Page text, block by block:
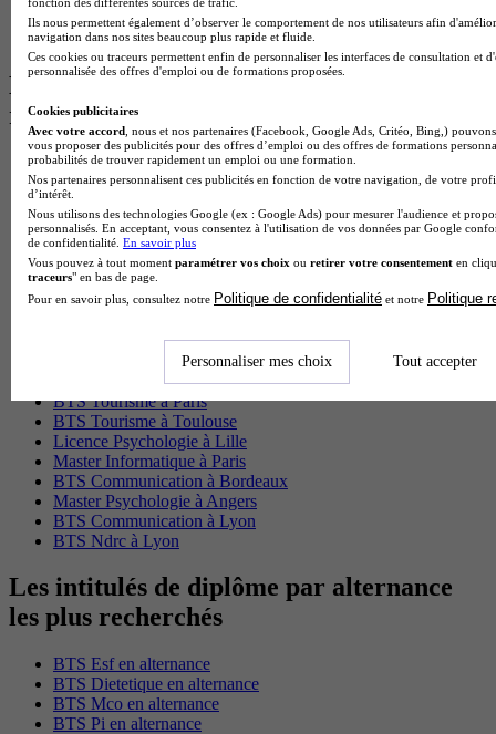
Master Mass
Cap Cuisine
Les intitulés de diplôme par ville les plus
recherchés
Master Meef à Lille
Prépa Medecine à Paris
Licence Psychologie à Paris
Master Psychologie à Lyon
Licence Psychologie à Toulouse
Master Psychologie à Lille
Master Psychologie à Montpellier
Master Psychologie à Paris
Master Meef à Paris
BTS Tourisme à Bordeaux
BTS Tourisme à Lyon
BTS Tourisme à Paris
BTS Tourisme à Toulouse
Licence Psychologie à Lille
Master Informatique à Paris
BTS Communication à Bordeaux
Master Psychologie à Angers
BTS Communication à Lyon
BTS Ndrc à Lyon
Les intitulés de diplôme par alternance
les plus recherchés
BTS Esf en alternance
BTS Dietetique en alternance
BTS Mco en alternance
BTS Pi en alternance
Ils nous permettent également d’observer le comportement de nos utilisateurs afin
navigation dans nos sites beaucoup plus rapide et fluide.
Ces cookies ou traceurs permettent enfin de personnaliser les interfaces de consultation et
personnalisée des offres d'emploi ou de formations proposées.
Cookies publicitaires
Avec votre accord , nous et nos partenaires (Facebook, Google Ads, Critéo, Bing,)
vous proposer des publicités pour des offres d’emploi ou des offres de formations
probabilités de trouver rapidement un emploi ou une formation.
Nos partenaires personnalisent ces publicités en fonction de votre navigation, de votre
d’intérêt.
Nous utilisons des technologies Google (ex : Google Ads) pour mesurer l'audience et
personnalisés. En acceptant, vous consentez à l'utilisation de vos données par Google
de confidentialité. En savoir plus
Vous pouvez à tout moment paramétrer vos choix ou retirer votre consentement en
traceurs" en bas de page.
Pour en savoir plus, consultez notre Politique de confidentialité et notre Politique
Personnaliser mes choix Tout accepter